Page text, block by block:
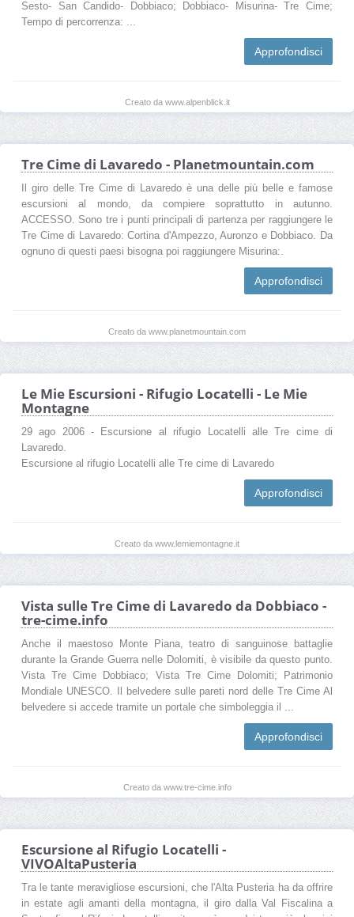
Sesto- San Candido- Dobbiaco; Dobbiaco- Misurina- Tre Cime;
Tempo di percorrenza: ...
Approfondisci
Creato da www.alpenblick.it
Tre Cime di Lavaredo - Planetmountain.com
Il giro delle Tre Cime di Lavaredo è una delle più belle e famose
escursioni al mondo, da compiere soprattutto in autunno.
ACCESSO. Sono tre i punti principali di partenza per raggiungere le
Tre Cime di Lavaredo: Cortina d'Ampezzo, Auronzo e Dobbiaco. Da
ognuno di questi paesi bisogna poi raggiungere Misurina:.
Approfondisci
Creato da www.planetmountain.com
Le Mie Escursioni - Rifugio Locatelli - Le Mie
Montagne
29 ago 2006 - Escursione al rifugio Locatelli alle Tre cime di
Lavaredo.
Escursione al rifugio Locatelli alle Tre cime di Lavaredo
Approfondisci
Creato da www.lemiemontagne.it
Vista sulle Tre Cime di Lavaredo da Dobbiaco -
tre-cime.info
Anche il maestoso Monte Piana, teatro di sanguinose battaglie
durante la Grande Guerra nelle Dolomiti, è visibile da questo punto.
Vista Tre Cime Dobbiaco; Vista Tre Cime Dolomiti; Patrimonio
Mondiale UNESCO. Il belvedere sulle pareti nord delle Tre Cime Al
belvedere si accede tramite un portale che simboleggia il ...
Approfondisci
Creato da www.tre-cime.info
Escursione al Rifugio Locatelli -
VIVOAltaPusteria
Tra le tante meravigliose escursioni, che l'Alta Pusteria ha da offrire
in estate agli amanti della montagna, il giro dalla Val Fiscalina a